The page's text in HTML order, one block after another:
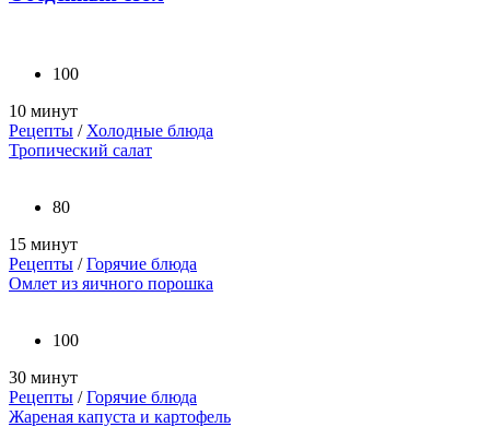
100
10 минут
Рецепты / Холодные блюда
Тропический салат
80
15 минут
Рецепты /Горячие блюда
Омлет из яичного порошка
100
30 минут
Рецепты /Горячие блюда
Жареная капуста и картофель